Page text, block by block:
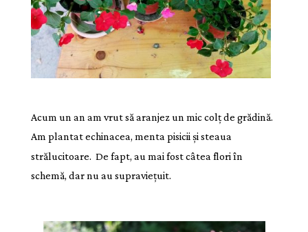
Acum un an am vrut să aranjez un mic colț de grădină.
Am plantat echinacea, menta pisicii și steaua
strălucitoare. De fapt, au mai fost câtea flori în
schemă, dar nu au supraviețuit.